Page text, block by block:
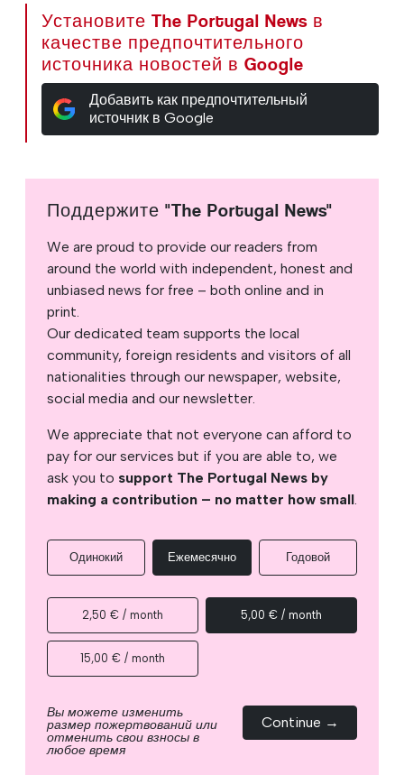
Установите The Portugal News в
качестве предпочтительного
источника новостей в Google
Добавить как предпочтительный
источник в Google
Поддержите "The Portugal News"
We are proud to provide our readers from
around the world with independent, honest and
unbiased news for free – both online and in
print.
Our dedicated team supports the local
community, foreign residents and visitors of all
nationalities through our newspaper, website,
social media and our newsletter.
We appreciate that not everyone can afford to
pay for our services but if you are able to, we
ask you to support The Portugal News by
making a contribution – no matter how small.
Одинокий Ежемесячно Годовой
2,50 € / month 5,00 € / month
15,00 € / month
Вы можете изменить
размер пожертвований или
отменить свои взносы в
любое время
Continue →